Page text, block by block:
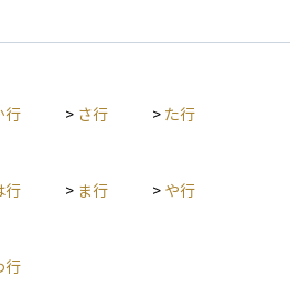
クを抑えるために
ク資産を組み合わせることで、資産
れます。
行 > さ行 > た行
行 > ま行 > や行
行